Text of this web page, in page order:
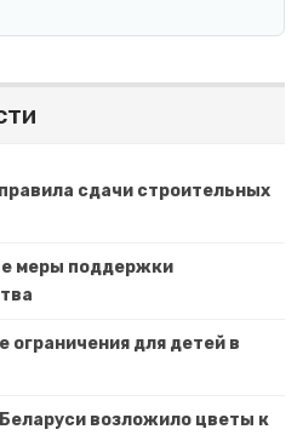
сдачи строительных
меры поддержки
ограничения для детей в
возложило цветы к